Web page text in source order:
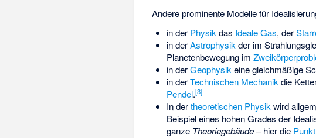
Andere prominente Modelle für
in der Physik das Ideale Gas, der
in derAstrophysik der im
Planetenbewegung im
in derGeophysik eine gleichmäßige
in derTechnischen Mechanik die
Pendel.[3]
In dertheoretischen Physik wird
Beispiel eines hohen Grades der
ganze Theoriegebäude– hier die